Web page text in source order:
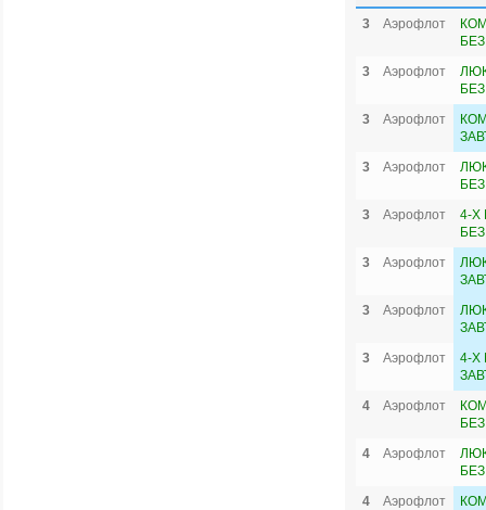
3 Аэрофлот
3
Аэрофлот
3
Аэрофлот
3
Аэрофлот
3
Аэрофлот
4-Х
3
Аэрофлот
3
Аэрофлот
3
Аэрофлот
4-Х
4
Аэрофлот
4
Аэрофлот
4
Аэрофлот